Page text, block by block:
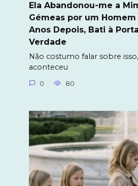
Ela Abandonou-me a
Gémeas por um
Anos Depois, Bati à
Verdade
Não costumo falar sobre
aconteceu
0 80